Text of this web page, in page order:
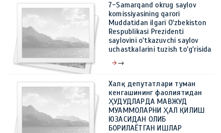
7-Samarqand okrug saylov
komissiyasining qarori
Muddatidan ilgari O'zbekiston
Respublikasi Prezidenti
saylovini o'tkazuvchi saylov
uchastkalarini tuzish to'g'risida
→
Халқ депутатлари туман
кенгашининг фаолиятидан
ҲУДУДЛАРДА МАВЖУД
МУАММОЛАРНИ ҲАЛ ҚИЛИШ
ЮЗАСИДАН ОЛИБ
БОРИЛАЁТГАН ИШЛАР